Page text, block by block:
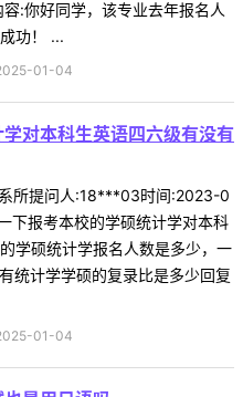
:你好同学，该专业去年报名人
功！ ...
01-04
对本科生英语四六级有没有
所提问人:18***03时间:2023-0
下报考本校的学硕统计学对本科
学硕统计学报名人数是多少，一
统计学学硕的复录比是多少回复
01-04